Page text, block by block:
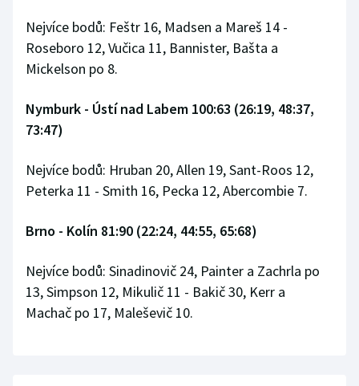
Triatlon
Vodní slalom
Volejbal
Nejvíce bodů: Feštr 16, Madsen a Mareš 14 -
Roseboro 12, Vučica 11, Bannister, Bašta a
Mickelson po 8.
Nymburk - Ústí nad Labem 100:63 (26:19, 48:37,
73:47)
Nejvíce bodů: Hruban 20, Allen 19, Sant-Roos 12,
Peterka 11 - Smith 16, Pecka 12, Abercombie 7.
Brno - Kolín 81:90 (22:24, 44:55, 65:68)
Nejvíce bodů: Sinadinovič 24, Painter a Zachrla po
13, Simpson 12, Mikulič 11 - Bakič 30, Kerr a
Machač po 17, Maleševič 10.